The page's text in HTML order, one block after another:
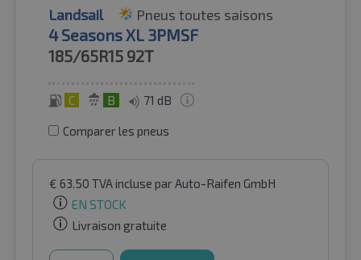
Landsail Pneus toutes saisons
4 Seasons XL 3PMSF
185/65R15 92T
C B 71 dB
Comparer les pneus
€ 63.50 TVA incluse par Auto-Raifen GmbH
EN STOCK
Livraison gratuite